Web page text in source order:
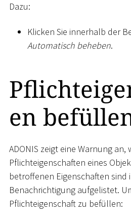
Dazu:
Klicken Sie innerhalb der
Automatisch beheben.
en
ADONIS zeigt eine Warnung
Pflichteigenschaften eines
betroffenen Eigenschaften sind
Benachrichtigung aufgelistet.
Pflichteigenschaft zu befüllen: